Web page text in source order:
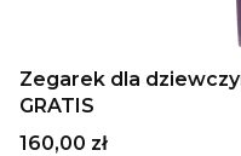
Zegarek dla
GRATIS
Cena
160,00 zł